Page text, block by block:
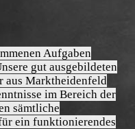
Aufgaben
gut ausgebildeten
aus Marktheidenfeld
im Bereich der
sämtliche
ein funktionierendes